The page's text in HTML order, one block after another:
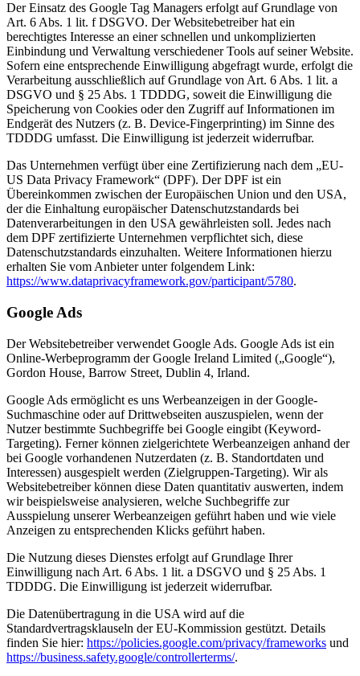
Der Einsatz des Google Tag Managers erfolgt auf Grundlage von
Art. 6 Abs. 1 lit. f DSGVO. Der Websitebetreiber hat ein
berechtigtes Interesse an einer schnellen und unkomplizierten
Einbindung und Verwaltung verschiedener Tools auf seiner Website.
Sofern eine entsprechende Einwilligung abgefragt wurde, erfolgt die
Verarbeitung ausschließlich auf Grundlage von Art. 6 Abs. 1 lit. a
DSGVO und § 25 Abs. 1 TDDDG, soweit die Einwilligung die
Speicherung von Cookies oder den Zugriff auf Informationen im
Endgerät des Nutzers (z. B. Device-Fingerprinting) im Sinne des
TDDDG umfasst. Die Einwilligung ist jederzeit widerrufbar.
Das Unternehmen verfügt über eine Zertifizierung nach dem „EU-
US Data Privacy Framework“ (DPF). Der DPF ist ein
Übereinkommen zwischen der Europäischen Union und den USA,
der die Einhaltung europäischer Datenschutzstandards bei
Datenverarbeitungen in den USA gewährleisten soll. Jedes nach
dem DPF zertifizierte Unternehmen verpflichtet sich, diese
Datenschutzstandards einzuhalten. Weitere Informationen hierzu
erhalten Sie vom Anbieter unter folgendem Link:
https://www.dataprivacyframework.gov/participant/5780.
Google Ads
Der Websitebetreiber verwendet Google Ads. Google Ads ist ein
Online-Werbeprogramm der Google Ireland Limited („Google“),
Gordon House, Barrow Street, Dublin 4, Irland.
Google Ads ermöglicht es uns Werbeanzeigen in der Google-
Suchmaschine oder auf Drittwebseiten auszuspielen, wenn der
Nutzer bestimmte Suchbegriffe bei Google eingibt (Keyword-
Targeting). Ferner können zielgerichtete Werbeanzeigen anhand der
bei Google vorhandenen Nutzerdaten (z. B. Standortdaten und
Interessen) ausgespielt werden (Zielgruppen-Targeting). Wir als
Websitebetreiber können diese Daten quantitativ auswerten, indem
wir beispielsweise analysieren, welche Suchbegriffe zur
Ausspielung unserer Werbeanzeigen geführt haben und wie viele
Anzeigen zu entsprechenden Klicks geführt haben.
Die Nutzung dieses Dienstes erfolgt auf Grundlage Ihrer
Einwilligung nach Art. 6 Abs. 1 lit. a DSGVO und § 25 Abs. 1
TDDDG. Die Einwilligung ist jederzeit widerrufbar.
Die Datenübertragung in die USA wird auf die
Standardvertragsklauseln der EU-Kommission gestützt. Details
finden Sie hier: https://policies.google.com/privacy/frameworks und
https://business.safety.google/controllerterms/.